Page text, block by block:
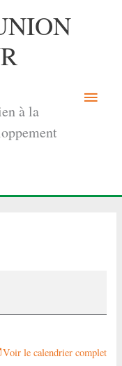
à la
Menu
Voir le calendrier complet